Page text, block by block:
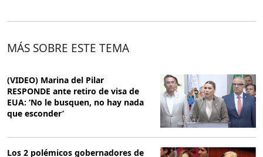
MÁS SOBRE ESTE TEMA
(VIDEO) Marina del Pilar
RESPONDE ante retiro de visa de
EUA: ‘No le busquen, no hay nada
que esconder’
Los 2 polémicos gobernadores de